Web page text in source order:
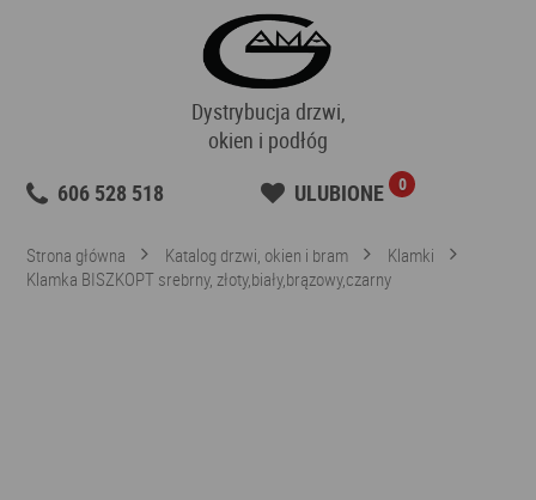
Dystrybucja drzwi,
okien i podłóg
606 528 518
ULUBIONE 0
Strona główna Katalog drzwi, okien i bram
Klamki
Klamka BISZKOPT srebrny, złoty,biały,brązowy,czarny